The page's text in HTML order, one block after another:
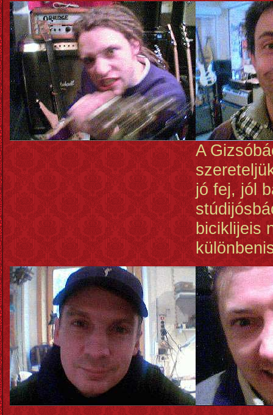
A
jó fej, jól
biciklijeis